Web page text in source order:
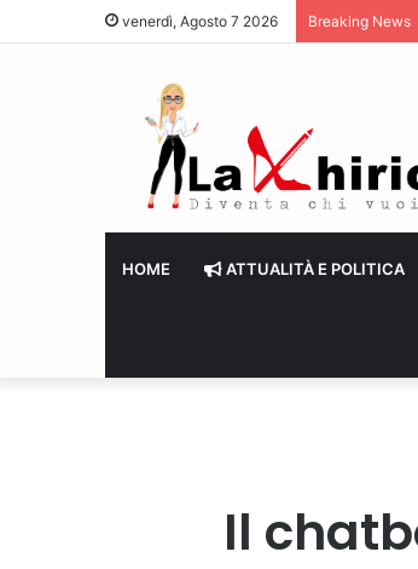
venerdì, Agosto 7 2026 Breaking News
HOME ATTUALITÀ E POLITICA
Il